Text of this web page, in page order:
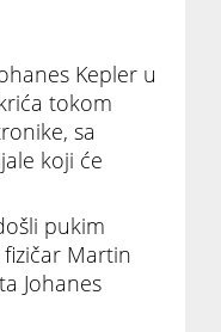
Kepler u
tokom
sa
koji će
pukim
fizičar Martin
Johanes